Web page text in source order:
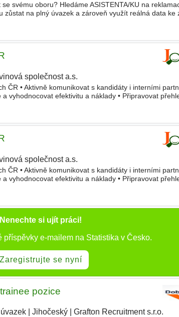
svému oboru? Hledáme ASISTENTA/KU na
zůstat na plný úvazek a zároveň využít reálná data ke
společnost a.s.
ČR • Aktivně komunikovat s kandidáty i interními
a vyhodnocovat efektivitu a náklady • Připravovat
společnost a.s.
ČR • Aktivně komunikovat s kandidáty i interními
a vyhodnocovat efektivitu a náklady • Připravovat
Nenechte si ujít práci!
příspěvky e-mailem na Statistika v Česko.
Zaregistrujte se nyní
pozice
| Jihočeský| Grafton Recruitment s.r.o.